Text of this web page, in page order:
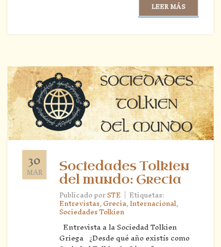
LEER MÁS
30
MAR
Sociedades Tolkien
del mundo: Grecia
Publicado porSTE | Etiquetas:
Entrevistas,Grecia,Internacional,
Sociedades Tolkien
Entrevista a la Sociedad Tolkien
Griega ¿Desde qué año existís como